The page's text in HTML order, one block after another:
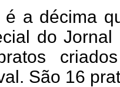
é a décima
do
São 16